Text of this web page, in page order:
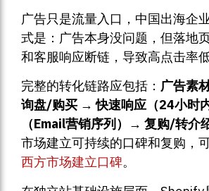
广告只是流量入口，中国出海企
式是：广告本身没问题，但落地
和客服响应断链，导致高点击率低
完整的转化链路应包括： 广告素
询盘/购买 → 快速响应（24小时
（Email营销序列）→ 复购/转介
市场建立可持续的口碑和复购，
西方市场建立口碑。